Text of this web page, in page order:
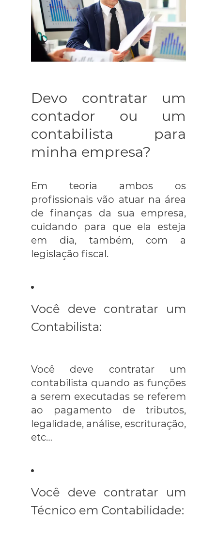
Devo contratar um
contador ou um
contabilista para
minha empresa?
Em teoria ambos os
profissionais vão atuar na área
de finanças da sua empresa,
cuidando para que ela esteja
em dia, também, com a
legislação fiscal.
Você deve contratar um
Contabilista:
Você deve contratar um
contabilista quando as funções
a serem executadas se referem
ao pagamento de tributos,
legalidade, análise, escrituração,
etc…
Você deve contratar um
Técnico em Contabilidade: